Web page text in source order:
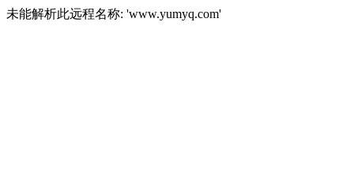
未能解析此远程名称: 'www.yumyq.com'